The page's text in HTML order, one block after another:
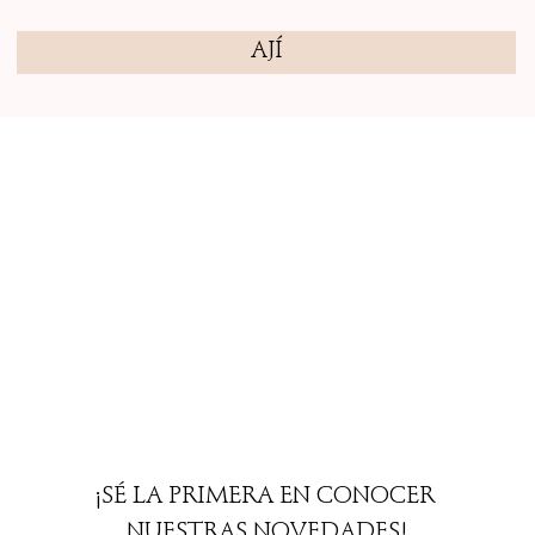
AJÍ
¡SÉ LA PRIMERA EN CONOCER